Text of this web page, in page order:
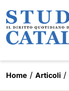
Home Articoli